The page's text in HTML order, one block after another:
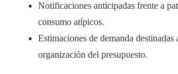
Notificaciones anticipadas frente a
consumo atípicos.
Estimaciones de demanda destinadas
organización del presupuesto.